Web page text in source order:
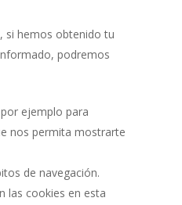
si hemos obtenido tu
podremos
ejemplo para
nos permita mostrarte
de navegación.
las cookies en esta